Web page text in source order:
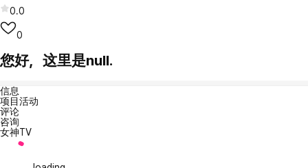
0.0
0
您好，这里是null.
信息
项目活动
评论
咨询
女神TV